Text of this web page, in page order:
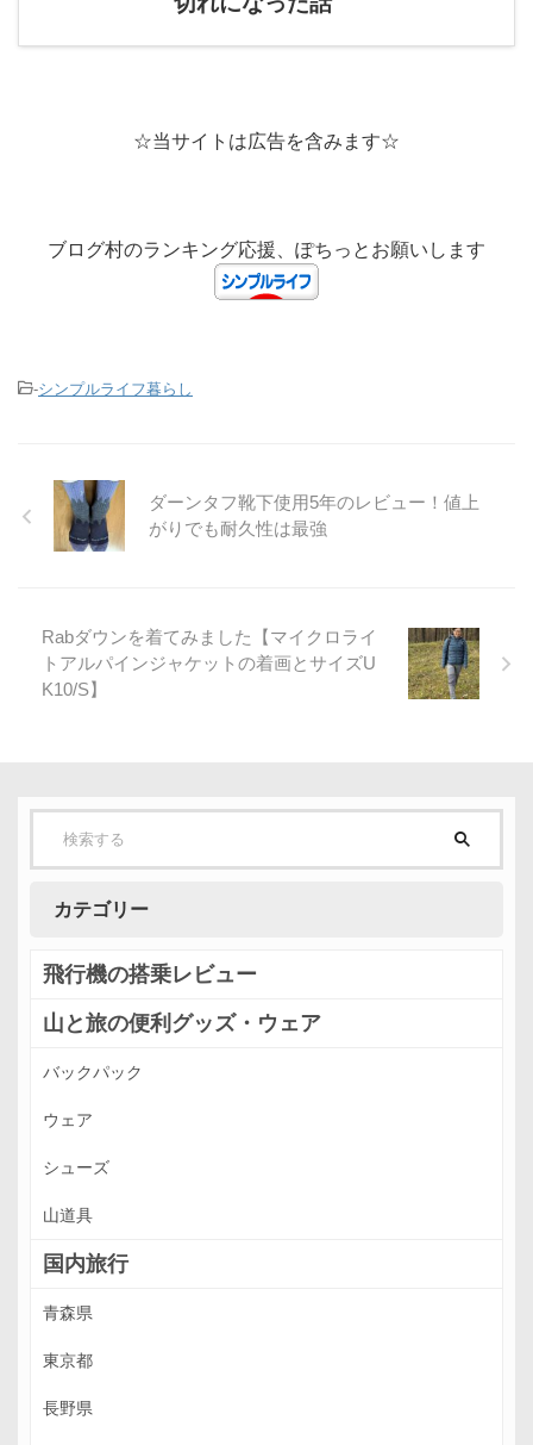
☆当サイトは広告を含みます☆
ブログ村のランキング応援、ぽちっとお願いします
-シンプルライフ暮らし
ダーンタフ靴下使用5年のレビュー！値上
がりでも耐久性は最強
Rabダウンを着てみました【マイクロライ
トアルパインジャケットの着画とサイズU
K10/S】
カテゴリー
飛行機の搭乗レビュー
山と旅の便利グッズ・ウェア
バックパック
ウェア
シューズ
山道具
国内旅行
青森県
東京都
長野県